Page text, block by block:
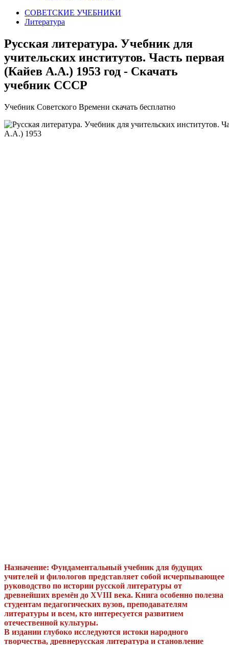
СОВЕТСКИЕ УЧЕБНИКИ
Литература
Русская литература. Учебник для
учительских институтов. Часть первая
(Кайeв A.A.) 1953 год - Скачать
учебник СССР
Учебник Советского Времени скачать бесплатно
Назначение: Фундаментальный учебник для будущих
учителей и филологов представляет собой исчерпывающее
руководство по истории русской литературы от
древнейших времён до XVIII века. Книга особенно полезна
студентам педагогических вузов, преподавателям
литературы и всем, кто интересуется развитием
отечественной культуры.
В издании глубоко исследуются истоки народного
творчества, древнерусская литература и становление